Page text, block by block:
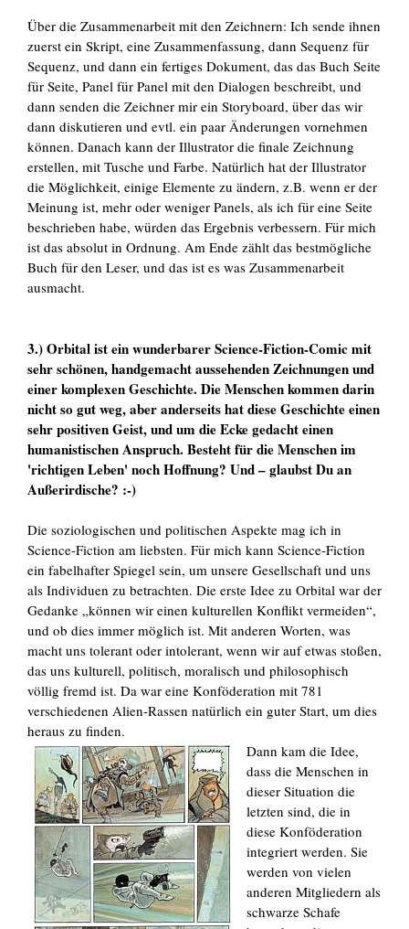
Über die Zusammenarbeit mit den Zeichnern: Ich sende ihnen
zuerst ein Skript, eine Zusammenfassung, dann Sequenz für
Sequenz, und dann ein fertiges Dokument, das das Buch Seite
für Seite, Panel für Panel mit den Dialogen beschreibt, und
dann senden die Zeichner mir ein Storyboard, über das wir
dann diskutieren und evtl. ein paar Änderungen vornehmen
können. Danach kann der Illustrator die finale Zeichnung
erstellen, mit Tusche und Farbe. Natürlich hat der Illustrator
die Möglichkeit, einige Elemente zu ändern, z.B. wenn er der
Meinung ist, mehr oder weniger Panels, als ich für eine Seite
beschrieben habe, würden das Ergebnis verbessern. Für mich
ist das absolut in Ordnung. Am Ende zählt das bestmögliche
Buch für den Leser, und das ist es was Zusammenarbeit
ausmacht.
3.) Orbital ist ein wunderbarer Science-Fiction-Comic mit
sehr schönen, handgemacht aussehenden Zeichnungen und
einer komplexen Geschichte. Die Menschen kommen darin
nicht so gut weg, aber anderseits hat diese Geschichte einen
sehr positiven Geist, und um die Ecke gedacht einen
humanistischen Anspruch. Besteht für die Menschen im
'richtigen Leben' noch Hoffnung? Und – glaubst Du an
Außerirdische? :-)
Die soziologischen und politischen Aspekte mag ich in
Science-Fiction am liebsten. Für mich kann Science-Fiction
ein fabelhafter Spiegel sein, um unsere Gesellschaft und uns
als Individuen zu betrachten. Die erste Idee zu Orbital war der
Gedanke „können wir einen kulturellen Konflikt vermeiden“,
und ob dies immer möglich ist. Mit anderen Worten, was
macht uns tolerant oder intolerant, wenn wir auf etwas stoßen,
das uns kulturell, politisch, moralisch und philosophisch
völlig fremd ist. Da war eine Konföderation mit 781
verschiedenen Alien-Rassen natürlich ein guter Start, um dies
heraus zu finden.
Dann kam die Idee,
dass die Menschen in
dieser Situation die
letzten sind, die in
diese Konföderation
integriert werden. Sie
werden von vielen
anderen Mitgliedern als
schwarze Schafe